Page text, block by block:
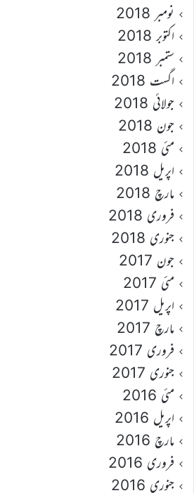
نومبر 2018
اکتوبر 2018
ستمبر 2018
اگست 2018
جولائی 2018
جون 2018
مئی 2018
اپریل 2018
مارچ 2018
فروری 2018
جنوری 2018
جون 2017
مئی 2017
اپریل 2017
مارچ 2017
فروری 2017
جنوری 2017
مئی 2016
اپریل 2016
مارچ 2016
فروری 2016
جنوری 2016